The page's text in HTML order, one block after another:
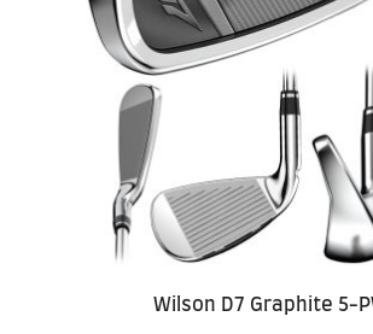
Wilson D7 Graphite 5-